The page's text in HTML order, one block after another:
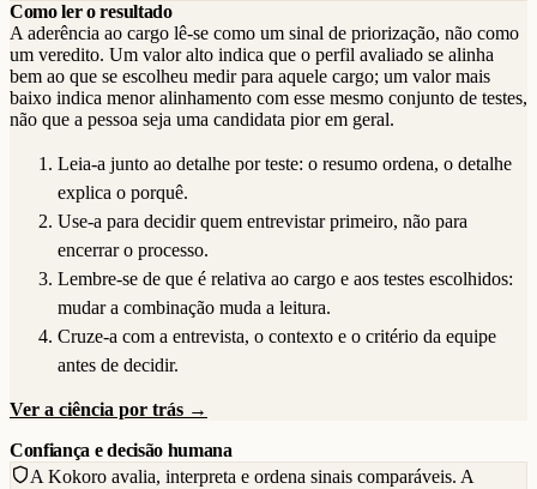
Como ler o resultado
A aderência ao cargo lê-se como um sinal de priorização, não como
um veredito. Um valor alto indica que o perfil avaliado se alinha
bem ao que se escolheu medir para aquele cargo; um valor mais
baixo indica menor alinhamento com esse mesmo conjunto de testes,
não que a pessoa seja uma candidata pior em geral.
Leia-a junto ao detalhe por teste: o resumo ordena, o detalhe
explica o porquê.
Use-a para decidir quem entrevistar primeiro, não para
encerrar o processo.
Lembre-se de que é relativa ao cargo e aos testes escolhidos:
mudar a combinação muda a leitura.
Cruze-a com a entrevista, o contexto e o critério da equipe
antes de decidir.
Ver a ciência por trás →
Confiança e decisão humana
A Kokoro avalia, interpreta e ordena sinais comparáveis. A